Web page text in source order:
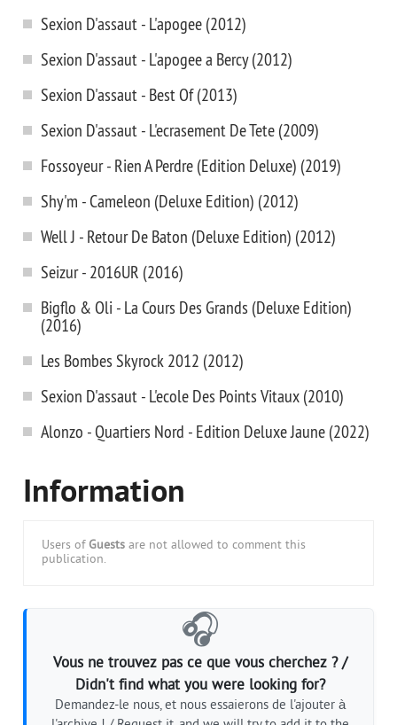
Sexion D'assaut - L'apogee (2012)
Sexion D'assaut - L'apogee a Bercy (2012)
Sexion D'assaut - Best Of (2013)
Sexion D'assaut - L'ecrasement De Tete (2009)
Fossoyeur - Rien A Perdre (Edition Deluxe) (2019)
Shy'm - Cameleon (Deluxe Edition) (2012)
Well J - Retour De Baton (Deluxe Edition) (2012)
Seizur - 2016UR (2016)
Bigflo & Oli - La Cours Des Grands (Deluxe Edition)
(2016)
Les Bombes Skyrock 2012 (2012)
Sexion D'assaut - L'ecole Des Points Vitaux (2010)
Alonzo - Quartiers Nord - Edition Deluxe Jaune (2022)
Information
Users of Guests are not allowed to comment this
publication.
🎧
Vous ne trouvez pas ce que vous cherchez ? /
Didn't find what you were looking for?
Demandez-le nous, et nous essaierons de l'ajouter à